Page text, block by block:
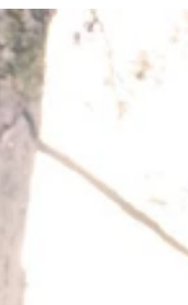
Tjänster
Priser &